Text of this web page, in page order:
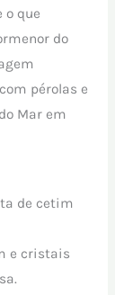
o que
do
pérolas e
Mar em
de cetim
e cristais